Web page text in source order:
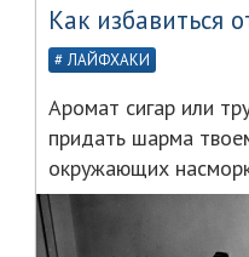
Как избавиться
ЛАЙФХАКИ
Аромат сигар или
придать шарма
окружающих